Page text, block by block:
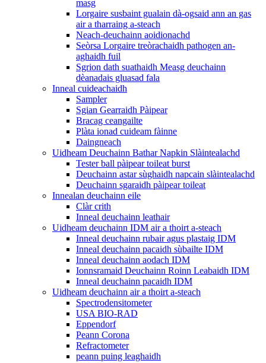
masg
Lorgaire susbaint gualain dà-ogsaid ann an gas
air a tharraing a-steach
Neach-deuchainn aoidionachd
Seòrsa Lorgaire treòrachaidh pathogen an-
aghaidh fuil
Sgrion dath suathaidh Measg deuchainn
dèanadais gluasad fala
Inneal cuideachaidh
Sampler
Sgian Gearraidh Pàipear
Bracag ceangailte
Plàta ionad cuideam fàinne
Daingneach
Uidheam Deuchainn Bathar Napkin Slàintealachd
Tester ball pàipear toileat burst
Deuchainn astar sùghaidh napcain slàintealachd
Deuchainn sgaraidh pàipear toileat
Innealan deuchainn eile
Clàr crith
Inneal deuchainn leathair
Uidheam deuchainn IDM air a thoirt a-steach
Inneal deuchainn rubair agus plastaig IDM
Inneal deuchainn pacaidh sùbailte IDM
Inneal deuchainn aodach IDM
Ionnsramaid Deuchainn Roinn Leabaidh IDM
Inneal deuchainn pacaidh IDM
Uidheam deuchainn air a thoirt a-steach
Spectrodensitometer
USA BIO-RAD
Eppendorf
Peann Corona
Refractometer
peann puing leaghaidh